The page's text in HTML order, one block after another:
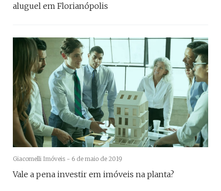
aluguel em Florianópolis
Giacomelli Imóveis - 6 de maio de 2019
Vale a pena investir em imóveis na planta?